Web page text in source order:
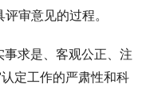
审意见的过程。
事求是、客观公正、注
定工作的严肃性和科